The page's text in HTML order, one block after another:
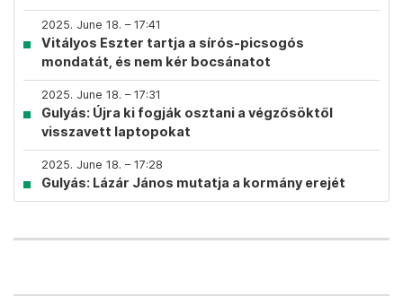
2025. June 18. – 17:41
Vitályos Eszter tartja a sírós-picsogós
mondatát, és nem kér bocsánatot
2025. June 18. – 17:31
Gulyás: Újra ki fogják osztani a végzősöktől
visszavett laptopokat
2025. June 18. – 17:28
Gulyás: Lázár János mutatja a kormány erejét